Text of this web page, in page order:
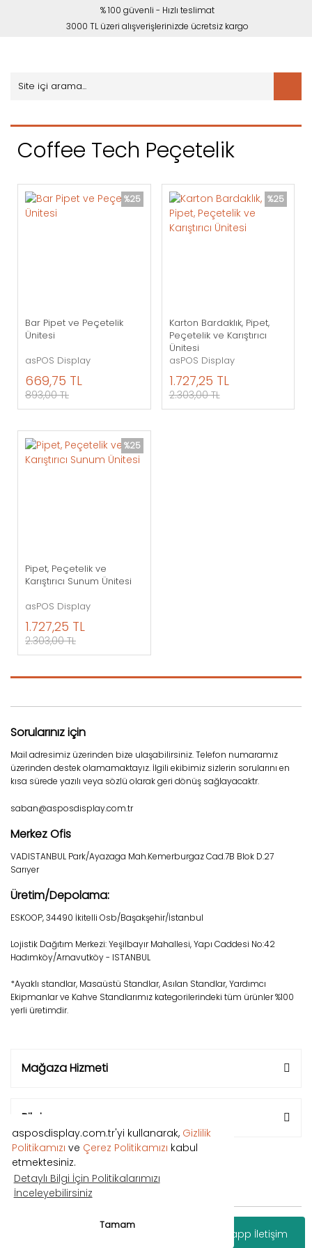
asposdisplay.com.tr'yi kullanarak, Gizlilik
Politikamızı ve Çerez Politikamızı kabul
etmektesiniz.
Detaylı Bilgi İçin Politikalarımızı
İnceleyebilirsiniz
Tamam
Whatsapp İletişim
% 100 güvenli - Hızlı teslimat
3000 TL üzeri alışverişlerinizde ücretsiz kargo
Coffee Tech Peçetelik
%25
Bar Pipet ve Peçetelik
Ünitesi
asPOS Display
669,75 TL
893,00 TL
%25
Karton Bardaklık, Pipet,
Peçetelik ve Karıştırıcı
Ünitesi
asPOS Display
1.727,25 TL
2.303,00 TL
%25
Pipet, Peçetelik ve
Karıştırıcı Sunum Ünitesi
asPOS Display
1.727,25 TL
2.303,00 TL
Sorularınız için
Mail adresimiz üzerinden bize ulaşabilirsiniz. Telefon numaramız
üzerinden destek olamamaktayız. İlgili ekibimiz sizlerin sorularını en
kısa sürede yazılı veya sözlü olarak geri dönüş sağlayacaktr.
saban@asposdisplay.com.tr
Merkez Ofis
VADISTANBUL Park/Ayazaga Mah.Kemerburgaz Cad.7B Blok D.27
Sarıyer
Üretim/Depolama:
ESKOOP, 34490 İkitelli Osb/Başakşehir/İstanbul
Lojistik Dağıtım Merkezi: Yeşilbayır Mahallesi, Yapı Caddesi No:42
Hadımköy/Arnavutköy - ISTANBUL
*Ayaklı standlar, Masaüstü Standlar, Asılan Standlar, Yardımcı
Ekipmanlar ve Kahve Standlarımız kategorilerindeki tüm ürünler %100
yerli üretimdir.
Mağaza Hizmeti
Bilgi
Copyright © 2018 Tüm hakları saklıdır.
Paketleri ile hazırlanmıştır.